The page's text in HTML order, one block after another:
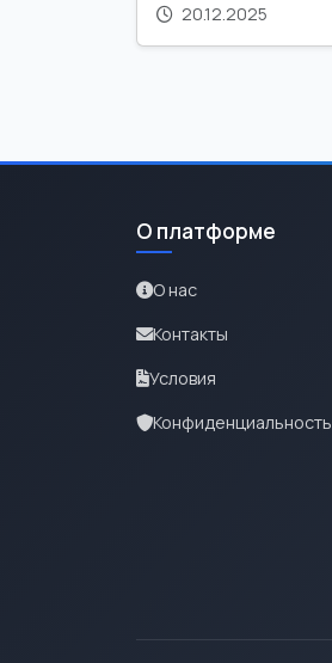
20.12.2025
О платформе
О нас
Контакты
Условия
Конфиденциальность